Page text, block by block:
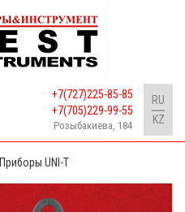
+7(727)225-85-85
+7(705)229-99-55
Розыбакиева, 184
RU
KZ
Приборы UNI-T